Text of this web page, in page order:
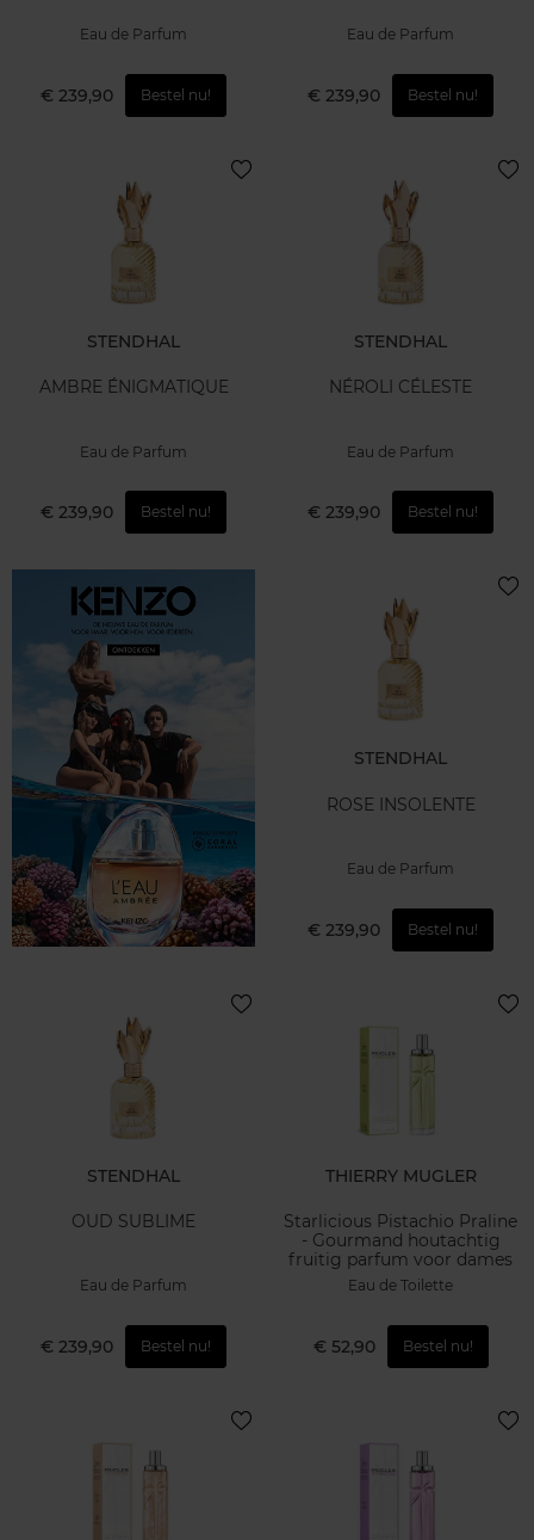
Eau de Parfum
€ 239,90 Bestel nu!
Eau de Parfum
€ 239,90 Bestel nu!
STENDHAL
AMBRE ÉNIGMATIQUE
Eau de Parfum
€ 239,90 Bestel nu!
STENDHAL
NÉROLI CÉLESTE
Eau de Parfum
€ 239,90 Bestel nu!
STENDHAL
ROSE INSOLENTE
Eau de Parfum
€ 239,90 Bestel nu!
STENDHAL
OUD SUBLIME
Eau de Parfum
€ 239,90 Bestel nu!
THIERRY MUGLER
Starlicious Pistachio Praline
- Gourmand houtachtig
fruitig parfum voor dames
Eau de Toilette
€ 52,90 Bestel nu!